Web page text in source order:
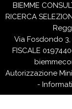
BIEMME
RICERCA
Via Fosdondo 3,
FISCALE
Autorizzazione
-